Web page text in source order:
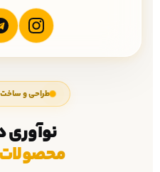
طراحی و
نوآوری